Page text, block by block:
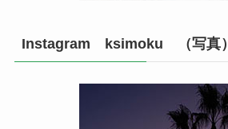
Instagram ksimoku （写真）